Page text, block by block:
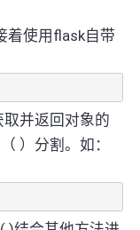
着使用flask自带
并返回对象的
）分割。如：